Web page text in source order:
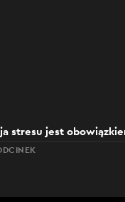
stresu jest